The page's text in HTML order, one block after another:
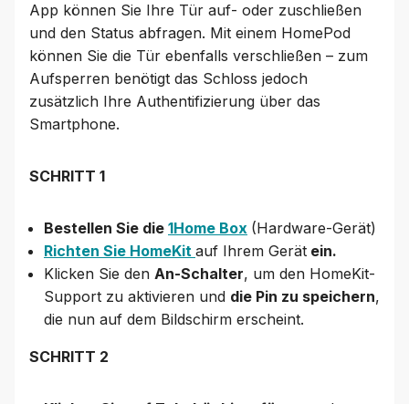
App können Sie Ihre Tür auf- oder zuschließen
und den Status abfragen. Mit einem HomePod
können Sie die Tür ebenfalls verschließen – zum
Aufsperren benötigt das Schloss jedoch
zusätzlich Ihre Authentifizierung über das
Smartphone.
SCHRITT 1
Bestellen Sie die 1Home Box (Hardware-Gerät)
Richten Sie HomeKit auf Ihrem Gerät ein.
Klicken Sie den An-Schalter, um den HomeKit-
Support zu aktivieren und die Pin zu speichern,
die nun auf dem Bildschirm erscheint.
SCHRITT 2